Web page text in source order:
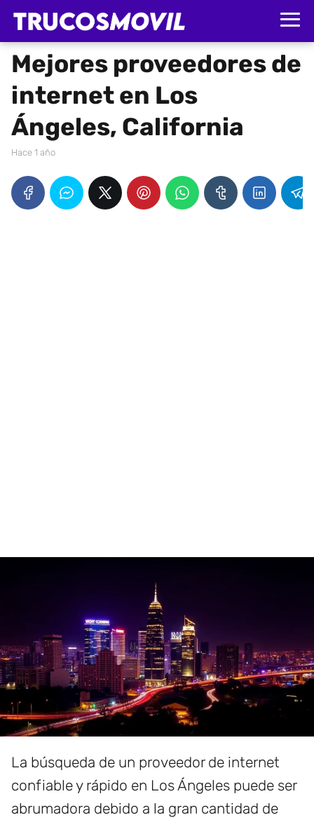
Mejores proveedores de
internet en Los
Ángeles, California
hace 1 año
La búsqueda de un proveedor de internet
confiable y rápido en Los Ángeles puede ser
abrumadora debido a la gran cantidad de